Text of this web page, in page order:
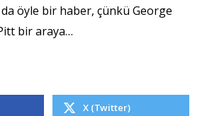
öyle bir haber, çünkü George
bir araya…
X (Twitter)